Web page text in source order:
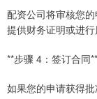
配资公司将审核您
提供财务证明或进行
**步骤 4：签订合同**
如果您的申请获得